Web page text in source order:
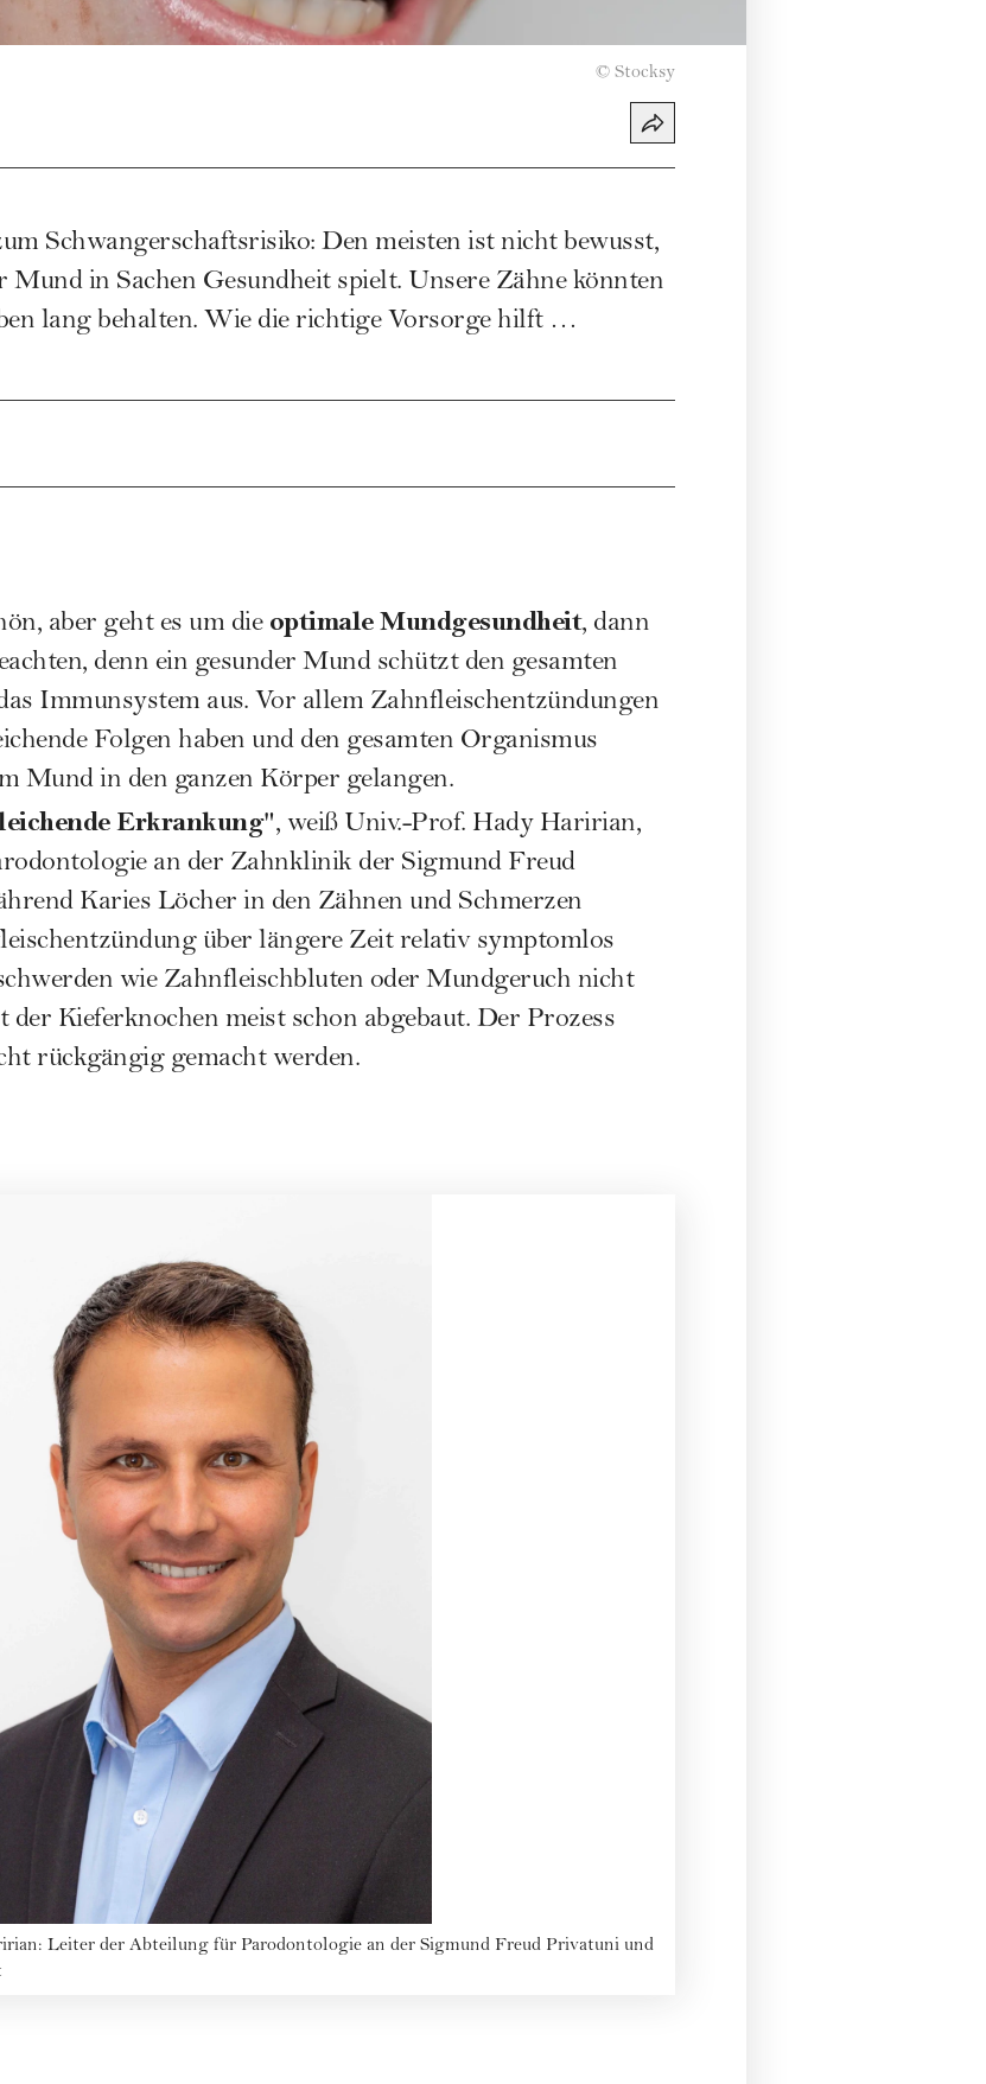
© Stocksy
Schwangerschaftsrisiko: Den meisten ist nicht bewusst,
Mund in Sachen Gesundheit spielt. Unsere Zähne könnten
lang behalten. Wie die richtige Vorsorge hilft …
aber geht es um die optimale Mundgesundheit, dann
denn ein gesunder Mund schützt den gesamten
Immunsystem aus. Vor allem Zahnfleischentzündungen
Folgen haben und den gesamten Organismus
Mund in den ganzen Körper gelangen.
Erkrankung", weiß Univ.-Prof. Hady Haririan,
an der Zahnklinik der Sigmund Freud
Karies Löcher in den Zähnen und Schmerzen
über längere Zeit relativ symptomlos
wie Zahnfleischbluten oder Mundgeruch nicht
Kieferknochen meist schon abgebaut. Der Prozess
rückgängig gemacht werden.
Leiter der Abteilung für Parodontologie an der Sigmund Freud Privatuni und